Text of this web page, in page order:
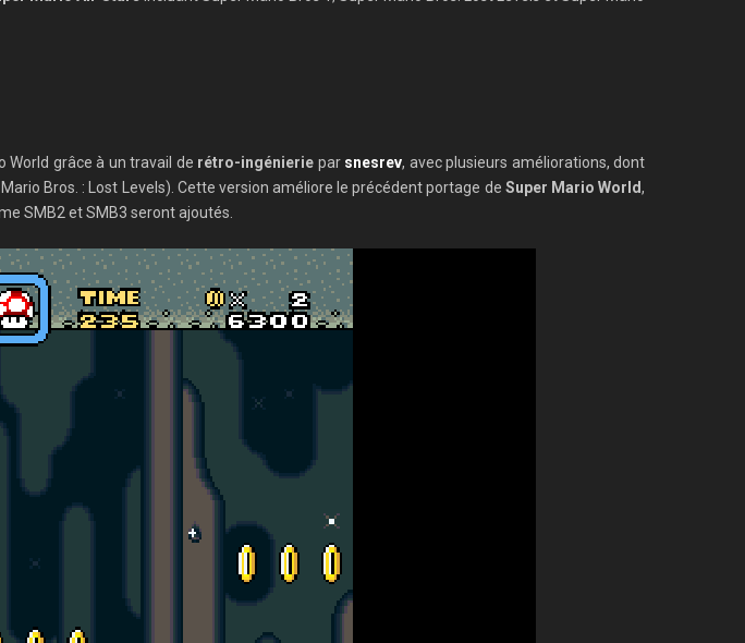
World grâce à un travail de rétro-ingénierie par snesrev, avec plusieurs améliorations, dont
Bros. : Lost Levels). Cette version améliore le précédent portage de Super Mario World,
SMB2 et SMB3 seront ajoutés.